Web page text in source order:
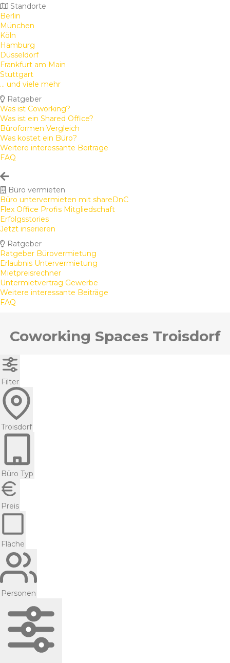
Standorte
Berlin
München
Köln
Hamburg
Düsseldorf
Frankfurt am Main
Stuttgart
... und viele mehr
Ratgeber
Was ist Coworking?
Was ist ein Shared Office?
Büroformen Vergleich
Was kostet ein Büro?
Weitere interessante Beiträge
FAQ
Büro vermieten
Büro untervermieten mit shareDnC
Flex Office Profis Mitgliedschaft
Erfolgsstories
Jetzt inserieren
Ratgeber
Ratgeber Bürovermietung
Erlaubnis Untervermietung
Mietpreisrechner
Untermietvertrag Gewerbe
Weitere interessante Beiträge
FAQ
Coworking Spaces Troisdorf
Filter
Troisdorf
Büro Typ
Preis
Fläche
Personen